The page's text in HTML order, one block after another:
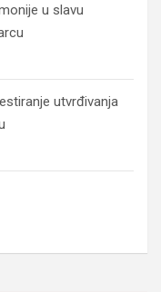
u slavu
utvrđivanja